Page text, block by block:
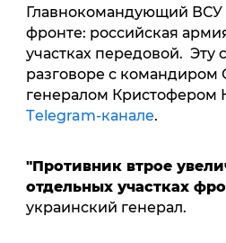
Главнокомандующий ВСУ
фронте: российская
участках передовой.
разговоре с
генералом Кристофером
Тelegram-канале.
"Противник втрое
отдельных участках
украинский генерал.